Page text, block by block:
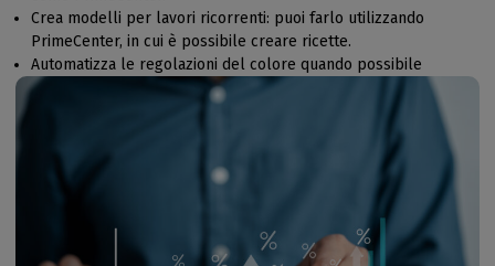
Crea modelli per lavori ricorrenti: puoi farlo utilizzando
PrimeCenter, in cui è possibile creare ricette.
Automatizza le regolazioni del colore quando possibile